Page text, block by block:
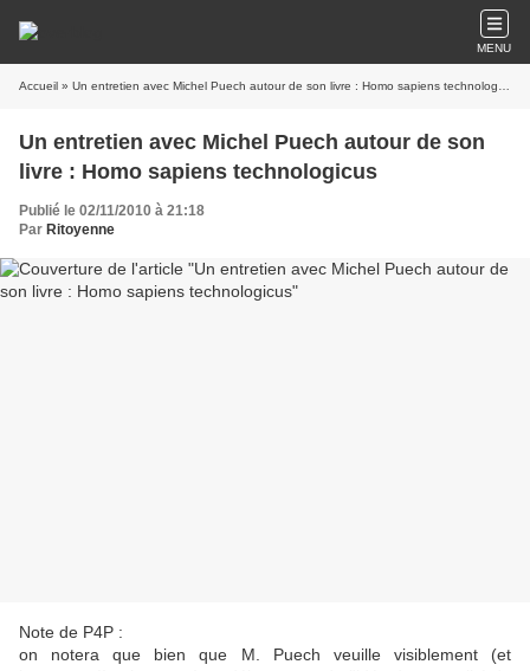
MENU
Accueil » Un entretien avec Michel Puech autour de son livre : Homo sapiens technologicus
Un entretien avec Michel Puech autour de son
livre : Homo sapiens technologicus
Publié le 02/11/2010 à 21:18
Par Ritoyenne
Note de P4P :
on notera que bien que M. Puech veuille visiblement (et